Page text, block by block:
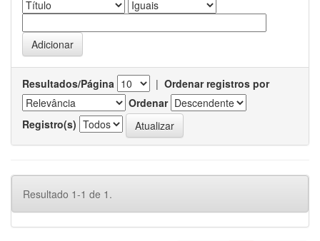
Resultados/Página | Ordenar registros por
Ordenar
Registro(s)
Resultado 1-1 de 1.